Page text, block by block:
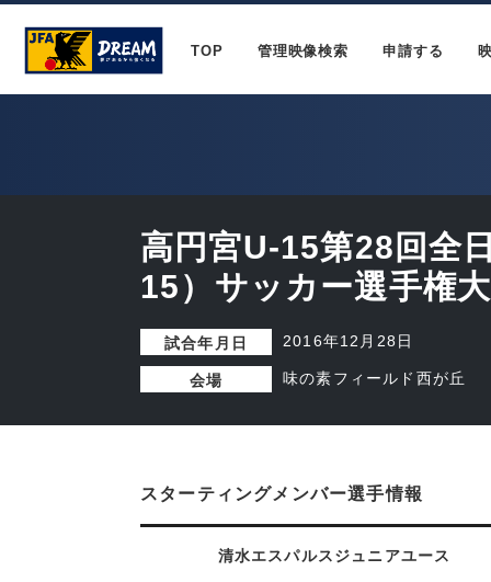
TOP 管理映像検索 申請する
高円宮U-15第28回全
15）サッカー選手権
試合年月日 2016年12月28日
会場 味の素フィールド西が丘
スターティングメンバー選手情報
清水エスパルスジュニアユース